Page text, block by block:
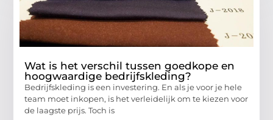
Wat is het verschil tussen goedkope en
hoogwaardige bedrijfskleding?
Bedrijfskleding is een investering. En als je voor je hele
team moet inkopen, is het verleidelijk om te kiezen voor
de laagste prijs. Toch is